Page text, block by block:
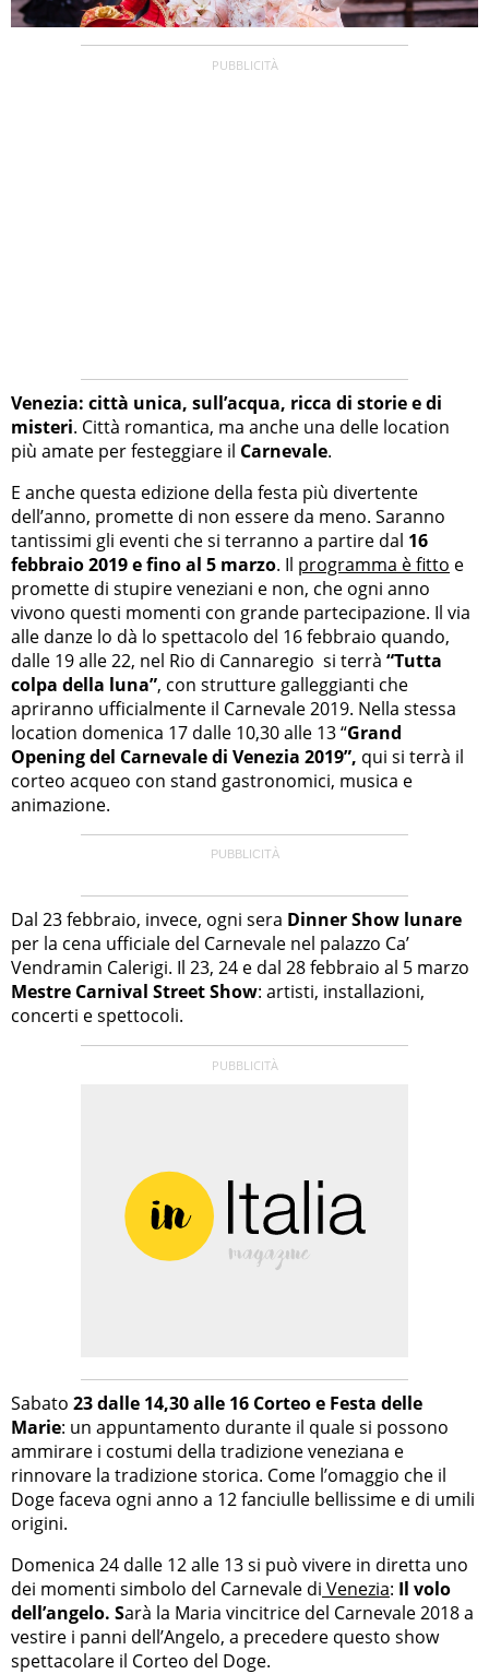
Venezia: città unica, sull’acqua, ricca di storie e di
misteri. Città romantica, ma anche una delle location
più amate per festeggiare il Carnevale.
E anche questa edizione della festa più divertente
dell’anno, promette di non essere da meno. Saranno
tantissimi gli eventi che si terranno a partire dal 16
febbraio 2019 e fino al 5 marzo. Il programma è fitto e
promette di stupire veneziani e non, che ogni anno
vivono questi momenti con grande partecipazione. Il via
alle danze lo dà lo spettacolo del 16 febbraio quando,
dalle 19 alle 22, nel Rio di Cannaregio si terrà “Tutta
colpa della luna”, con strutture galleggianti che
apriranno ufficialmente il Carnevale 2019. Nella stessa
location domenica 17 dalle 10,30 alle 13 “Grand
Opening del Carnevale di Venezia 2019”, qui si terrà il
corteo acqueo con stand gastronomici, musica e
animazione.
Dal 23 febbraio, invece, ogni sera Dinner Show lunare
per la cena ufficiale del Carnevale nel palazzo Ca’
Vendramin Calerigi. Il 23, 24 e dal 28 febbraio al 5 marzo
Mestre Carnival Street Show: artisti, installazioni,
concerti e spettocoli.
Sabato 23 dalle 14,30 alle 16 Corteo e Festa delle
Marie: un appuntamento durante il quale si possono
ammirare i costumi della tradizione veneziana e
rinnovare la tradizione storica. Come l’omaggio che il
Doge faceva ogni anno a 12 fanciulle bellissime e di umili
origini.
Domenica 24 dalle 12 alle 13 si può vivere in diretta uno
dei momenti simbolo del Carnevale di Venezia: Il volo
dell’angelo. Sarà la Maria vincitrice del Carnevale 2018 a
vestire i panni dell’Angelo, a precedere questo show
spettacolare il Corteo del Doge.